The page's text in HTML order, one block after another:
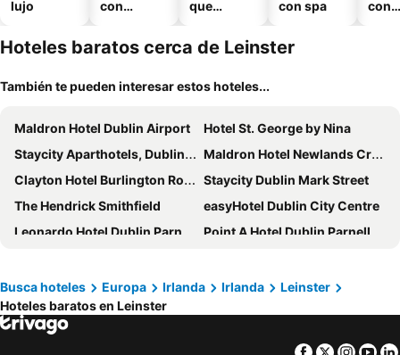
lujo
con
que
mascotas
con spa
con
Hoteles baratos cerca de Leinster
También te pueden interesar estos hoteles...
Maldron Hotel Dublin Airport
Hotel St. George by Nina
Staycity Aparthotels, Dublin, City Centre
Maldron Hotel Newlands Cross
Clayton Hotel Burlington Road
Staycity Dublin Mark Street
The Hendrick Smithfield
easyHotel Dublin City Centre
Leonardo Hotel Dublin Parnell Street
Point A Hotel Dublin Parnell Street
Holiday Inn Express Dublin City Centre By Ihg
Maldron Hotel Parnell Square
Maldron Hotel Pearse Street
Clayton Hotel Cardiff Lane
Busca hoteles Europa Irlanda Irlanda
Leinster
Hoteles baratos en Leinster
Facebook
Twitter